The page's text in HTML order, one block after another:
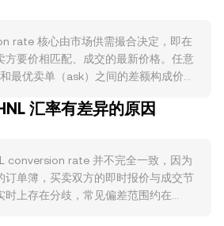
，可在一定阶段降低二级市场流动供
的短期定价。需求层面，Internet
度是核心驱动，包括基于 canister 智
）流通度、以及开发者增长和网络
化常主导短期波动；同时，HNL 相对主
强弱会影响本地法币端的 ICP/HNL 定
也会映射到该对价中。监管事件同样
rate 核心由市场供需撮合决定，即在
方要价相匹配、成交的最新价格。任意
最优卖单（ask）之间的差额构成价差
易平台时，数据聚合方会计算成交量加
算时，可直接使用 HNL Value = ICP
使用 ICP Amount = HNL Value /
的 HNL 值联系起来。在去中心化场景
汇率有差异的原因
conversion rate 并不完全一致，因为
订单簿，买卖双方的即时报价与成交节
时上存在分歧，常见偏差范围约在